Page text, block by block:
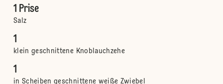
1 Prise
Salz
1
klein geschnittene Knoblauchzehe
1
in Scheiben geschnittene weiße Zwiebel